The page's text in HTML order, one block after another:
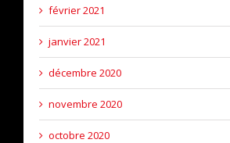
février 2021
janvier 2021
décembre 2020
novembre 2020
octobre 2020